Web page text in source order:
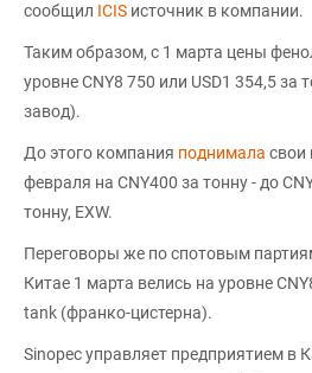
сообщил ICIS источник в компании.
Таким образом, с 1 марта цены
уровне CNY8 750 или USD1 354,5 за
завод).
До этого компания поднимала свои
февраля на CNY400 за тонну - до
тонну, EXW.
Переговоры же по спотовым
Китае 1 марта велись на уровне
tank (франко-цистерна).
Sinopec управляет предприятием в